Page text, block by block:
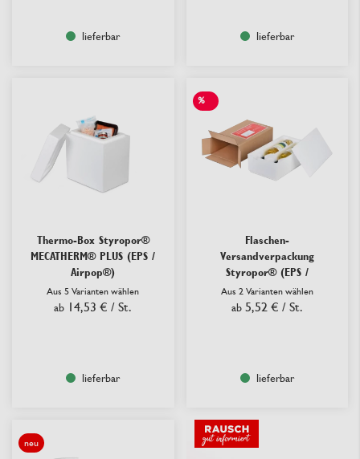
lieferbar lieferbar
Thermo-Box Styropor®
MECATHERM® PLUS (EPS /
Airpop®)
Aus 5 Varianten wählen
ab 14,53 € / St.
lieferbar
%
Flaschen-
Versandverpackung
Styropor® (EPS /
Airpop®)
Aus 2 Varianten wählen
ab 5,52 € / St.
lieferbar
neu